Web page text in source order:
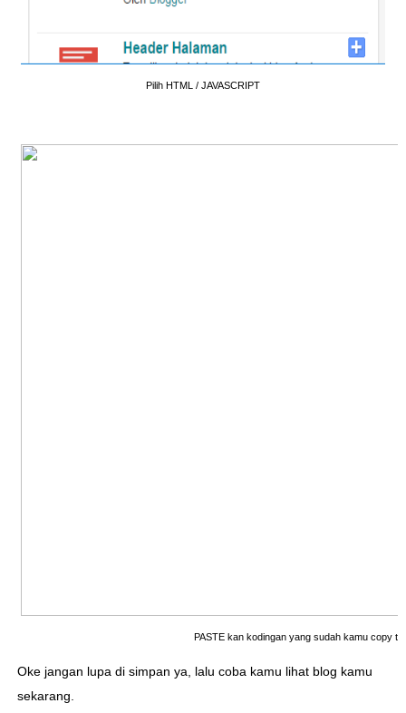
Pilih HTML / JAVASCRIPT
PASTE kan kodingan yang sudah kamu copy
Oke jangan lupa di simpan ya, lalu coba kamu lihat blog kamu
sekarang.